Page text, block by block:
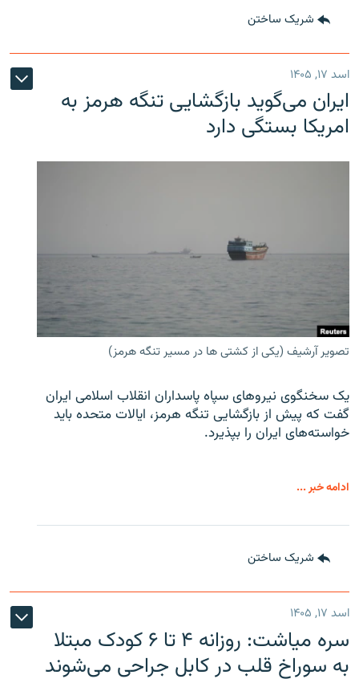
شریک ساختن
اسد ۱۷, ۱۴۰۵
ایران می‌گوید بازگشایی تنگه هرمز به
امریکا بستگی دارد
تصویر آرشیف (یکی از کشتی ها در مسیر تنگه هرمز)
یک سخنگوی نیروهای سپاه پاسداران انقلاب اسلامی ایران
گفت که پیش از بازگشایی تنگه هرمز، ایالات متحده باید
خواسته‌های ایران را بپذیرد.
ادامه خبر ...
شریک ساختن
اسد ۱۷, ۱۴۰۵
سره‌ میاشت: روزانه ۴ تا ۶ کودک مبتلا
به سوراخ قلب در کابل جراحی می‌شوند